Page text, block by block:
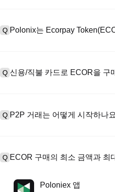
하여 유효한 신분증 문서를 업로
Q Polonix는 Ecorpay
를 초과하는 대규모 거래에 대한
Q 신용/직불 카드로 ECOR을 구
현물 거래 수수료(최대 0.05%)가
Q P2P 거래는 어떻게 시작하나
반적으로 15분에서 2시간 정도 소
Q ECOR 구매의 최소 금액과 최
최소 한도와 최대 한도는 구매 방
Poloniex 앱